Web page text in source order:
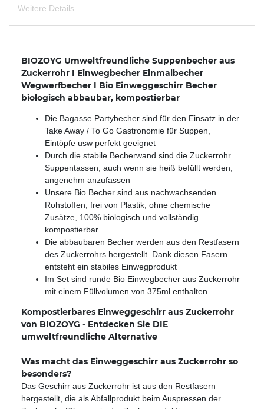
Weitere Details
BIOZOYG Umweltfreundliche Suppenbecher aus
Zuckerrohr I Einwegbecher Einmalbecher
Wegwerfbecher I Bio Einweggeschirr Becher
biologisch abbaubar, kompostierbar
Die Bagasse Partybecher sind für den Einsatz in der
Take Away / To Go Gastronomie für Suppen,
Eintöpfe usw perfekt geeignet
Durch die stabile Becherwand sind die Zuckerrohr
Suppentassen, auch wenn sie heiß befüllt werden,
angenehm anzufassen
Unsere Bio Becher sind aus nachwachsenden
Rohstoffen, frei von Plastik, ohne chemische
Zusätze, 100% biologisch und vollständig
kompostierbar
Die abbaubaren Becher werden aus den Restfasern
des Zuckerrohrs hergestellt. Dank diesen Fasern
entsteht ein stabiles Einwegprodukt
Im Set sind runde Bio Einwegbecher aus Zuckerrohr
mit einem Füllvolumen von 375ml enthalten
Kompostierbares Einweggeschirr aus Zuckerrohr
von BIOZOYG - Entdecken Sie DIE
umweltfreundliche Alternative
Was macht das Einweggeschirr aus Zuckerrohr so
besonders?
Das Geschirr aus Zuckerrohr ist aus den Restfasern
hergestellt, die als Abfallprodukt beim Auspressen der